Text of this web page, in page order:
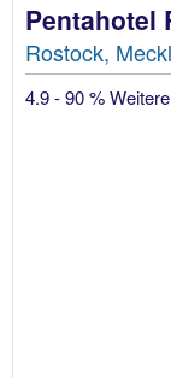
Pentahotel
Rostock,
4.9 - 90 %